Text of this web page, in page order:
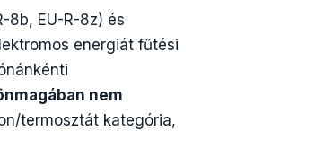
8b, EU-R-8z) és
energiát fűtési
nem
termosztát kategória,